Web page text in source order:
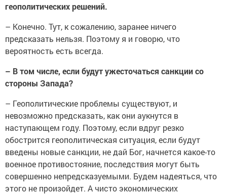
геополитических решений.
– Конечно. Тут, к сожалению, заранее ничего
предсказать нельзя. Поэтому я и говорю, что
вероятность есть всегда.
– В том числе, если будут ужесточаться санкции со
стороны Запада?
– Геополитические проблемы существуют, и
невозможно предсказать, как они аукнутся в
наступающем году. Поэтому, если вдруг резко
обострится геополитическая ситуация, если будут
введены новые санкции, не дай Бог, начнется какое-то
военное противостояние, последствия могут быть
совершенно непредсказуемыми. Будем надеяться, что
этого не произойдет. А чисто экономических